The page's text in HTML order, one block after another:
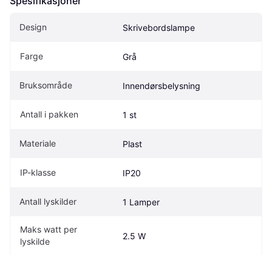
Design Skrivebordslampe
Farge Grå
Bruksområde Innendørsbelysning
Antall i pakken 1 st
Materiale Plast
IP-klasse IP20
Antall lyskilder 1 Lamper
Maks watt per
lyskilde
2.5 W